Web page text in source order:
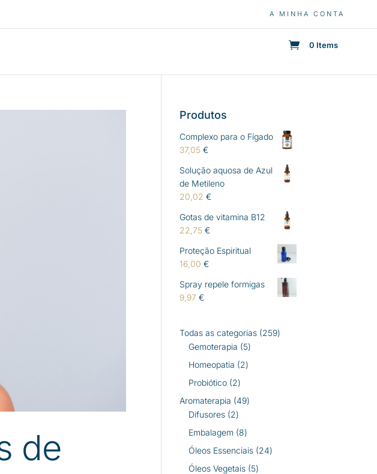
A MINHA CONTA
0 Items
de
Produtos
Complexo para o Fígado
37,05€
Solução aquosa de Azul
de Metileno
20,02€
Gotas de vitamina B12
22,75€
Proteção Espiritual
16,00€
Spray repele formigas
9,97€
Todas as categorias 259259
Gemoterapia 55
Homeopatia 22
Probiótico 22
produtos
Aromaterapia 4949
Difusores 22
produtos
Embalagem 88
produtos
Óleos Essenciais 2424
Óleos Vegetais 55